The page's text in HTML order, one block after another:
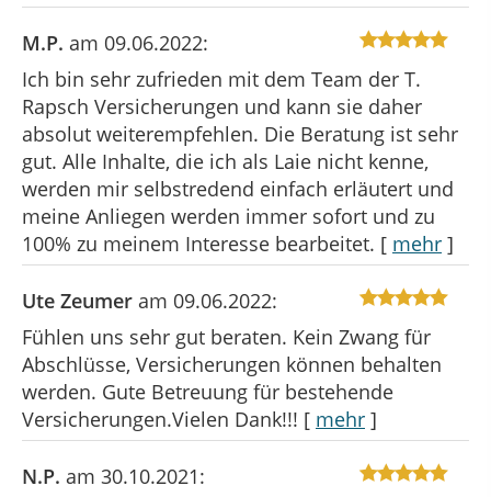
M.P. am 09.06.2022:
Ich bin sehr zufrieden mit dem Team der T.
Rapsch Versicherungen und kann sie daher
absolut weiterempfehlen. Die Beratung ist sehr
gut. Alle Inhalte, die ich als Laie nicht kenne,
werden mir selbstredend einfach erläutert und
meine Anliegen werden immer sofort und zu
100% zu meinem Interesse bearbeitet. [ mehr ]
Ute Zeumer am 09.06.2022:
Fühlen uns sehr gut beraten. Kein Zwang für
Abschlüsse, Versicherungen können behalten
werden. Gute Betreuung für bestehende
Versicherungen.Vielen Dank!!! [ mehr ]
N.P. am 30.10.2021: